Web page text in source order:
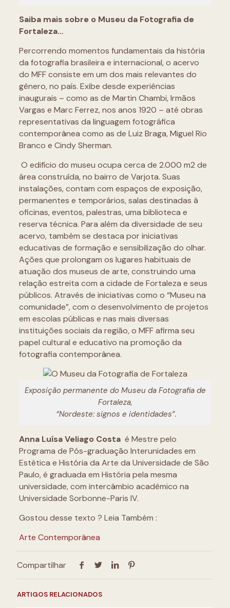
Saiba mais sobre o Museu da Fotografia de
Fortaleza…
Percorrendo momentos fundamentais da história
da fotografia brasileira e internacional, o acervo
do MFF consiste em um dos mais relevantes do
gênero, no país. Exibe desde experiências
inaugurais – como as de Martin Chambi, Irmãos
Vargas e Marc Ferrez, nos anos 1920 – até obras
representativas da linguagem fotográfica
contemporânea como as de Luiz Braga, Miguel Rio
Branco e Cindy Sherman.
O edifício do museu ocupa cerca de 2.000 m2 de
área construída, no bairro de Varjota. Suas
instalações, contam com espaços de exposição,
permanentes e temporários, salas destinadas à
oficinas, eventos, palestras, uma biblioteca e
reserva técnica. Para além da diversidade de seu
acervo, também se destaca por iniciativas
educativas de formação e sensibilização do olhar.
Ações que prolongam os lugares habituais de
atuação dos museus de arte, construindo uma
relação estreita com a cidade de Fortaleza e seus
públicos. Através de iniciativas como o “Museu na
comunidade”, com o desenvolvimento de projetos
em escolas públicas e nas mais diversas
instituições sociais da região, o MFF afirma seu
papel cultural e educativo na promoção da
fotografia contemporânea.
Exposição permanente do Museu da Fotografia de
Fortaleza,
“Nordeste: signos e identidades”.
Anna Luísa Veliago Costa é Mestre pelo
Programa de Pós-graduação Interunidades em
Estética e História da Arte da Universidade de São
Paulo, é graduada em História pela mesma
universidade, com intercâmbio acadêmico na
Universidade Sorbonne-Paris IV.
Gostou desse texto ? Leia Também :
Arte Contemporânea
Compartilhar
ARTIGOS RELACIONADOS